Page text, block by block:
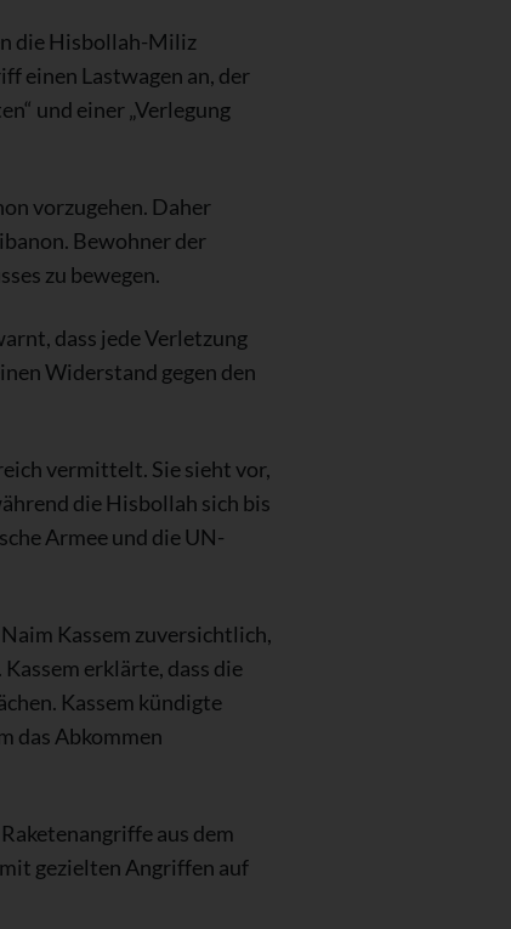
die Hisbollah-Miliz
einen Lastwagen an, der
und einer „Verlegung
vorzugehen. Daher
Bewohner der
zu bewegen.
dass jede Verletzung
Widerstand gegen den
vermittelt. Sie sieht vor,
die Hisbollah sich bis
Armee und die UN-
Kassem zuversichtlich,
erklärte, dass die
Kassem kündigte
das Abkommen
aus dem
gezielten Angriffen auf